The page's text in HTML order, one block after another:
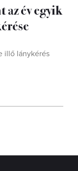
év egyik
illő lánykérés